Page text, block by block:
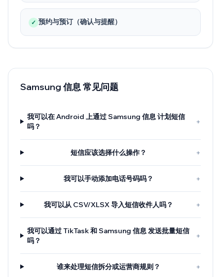
✓ 预约与预订（确认与提醒）
Samsung 信息 常见问题
我可以在 Android 上通过 Samsung 信息 计划短信
吗？
+
短信应该选择什么操作？ +
我可以手动添加电话号码吗？ +
我可以从 CSV/XLSX 导入短信收件人吗？ +
我可以通过 TikTask 和 Samsung 信息 发送批量短信
吗？
+
谁来处理短信拆分或运营商规则？ +